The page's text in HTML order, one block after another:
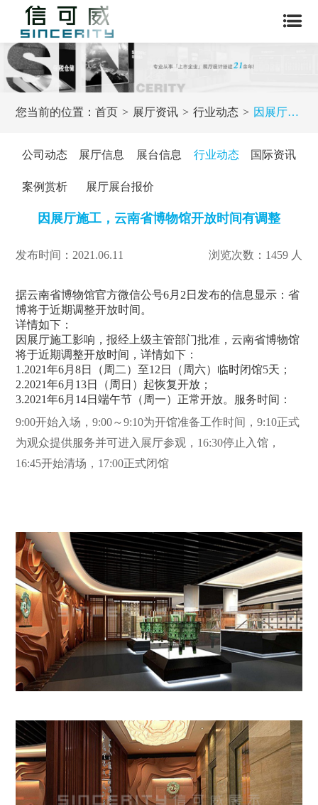
您当前的位置：首页 展厅资讯 行业动态 因展厅施工，云南省博物馆开放时间有调整
公司动态 展厅信息 展台信息 行业动态 国际资讯
案例赏析 展厅展台报价
因展厅施工，云南省博物馆开放时间有调整
发布时间：2021.06.11 浏览次数：1459 人
据云南省博物馆官方微信公号6月2日发布的信息显示：省
博将于近期调整开放时间。
详情如下：
因展厅施工影响，报经上级主管部门批准，云南省博物馆
将于近期调整开放时间，详情如下：
1.2021年6月8日（周二）至12日（周六）临时闭馆5天；
2.2021年6月13日（周日）起恢复开放；
3.2021年6月14日端午节（周一）正常开放。服务时间：
9:00开始入场，9:00～9:10为开馆准备工作时间，9:10正式
为观众提供服务并可进入展厅参观，16:30停止入馆，
16:45开始清场，17:00正式闭馆